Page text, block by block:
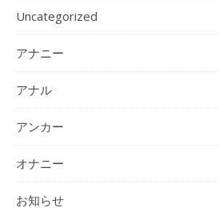
Uncategorized
アナニー
アナル
アンカー
オナニー
お知らせ